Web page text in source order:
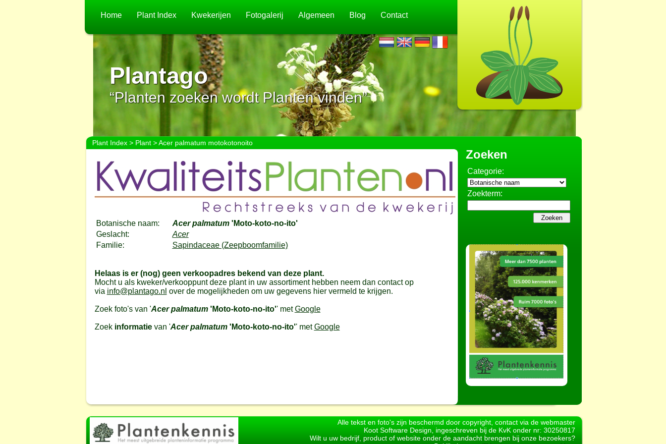
Home Plant Index Kwekerijen Fotogalerij Algemeen Blog Contact
Plantago
“Planten zoeken wordt Planten vinden”
Plant Index> Plant> Acer palmatum motokotonoito
Botanische naam: Acer palmatum'Moto-koto-no-ito'
Geslacht:
Acer
Familie:
Sapindaceae (Zeepboomfamilie)
Helaas is er (nog) geen verkoopadres bekend van deze plant.
Mocht u als kweker/verkooppunt deze plant in uw assortiment hebben neem dan contact op
via info@plantago.nl over de mogelijkheden om uw gegevens hier vermeld te krijgen.
Zoek foto's van 'Acer palmatum'Moto-koto-no-ito'' metGoogle
Zoek informatievan 'Acer palmatum'Moto-koto-no-ito'' metGoogle
Zoeken
Categorie:
Zoekterm:
Alle tekst en foto's zijn beschermd door copyright, contact via de webmaster
Koot Software Design, ingeschreven bij de KvK onder nr: 30250817
Wilt u uw bedrijf, product of website onder de aandacht brengen bij onze bezoekers?